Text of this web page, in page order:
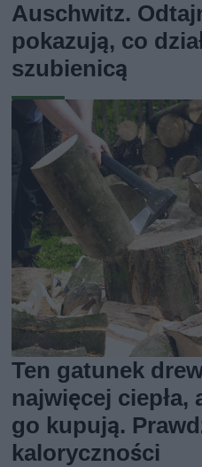
Auschwitz.
pokazują, co
szubienicą
Ten gatunek
najwięcej ciepła,
go kupują.
kaloryczności